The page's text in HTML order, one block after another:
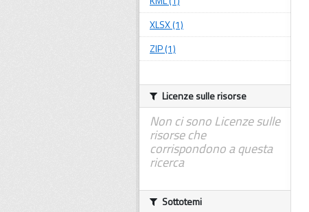
XLSX (1)
ZIP (1)
Licenze sulle risorse
Non ci sono Licenze sulle
risorse che
corrispondono a questa
ricerca
Sottotemi